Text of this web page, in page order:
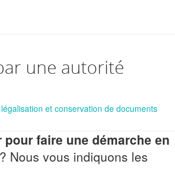
une autorité
et conservation de documents
faire une démarche en
Nous vous indiquons les